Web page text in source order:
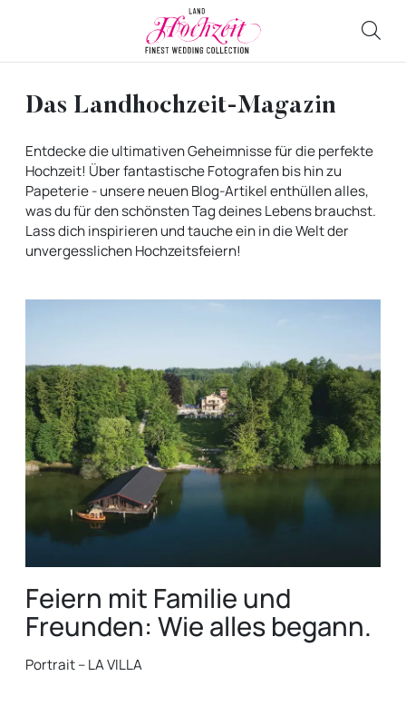
Das Landhochzeit-Magazin
Entdecke die ultimativen Geheimnisse für die perfekte
Hochzeit! Über fantastische Fotografen bis hin zu
Papeterie - unsere neuen Blog-Artikel enthüllen alles,
was du für den schönsten Tag deines Lebens brauchst.
Lass dich inspirieren und tauche ein in die Welt der
unvergesslichen Hochzeitsfeiern!
Feiern mit Familie und
Freunden: Wie alles begann.
Portrait – LA VILLA